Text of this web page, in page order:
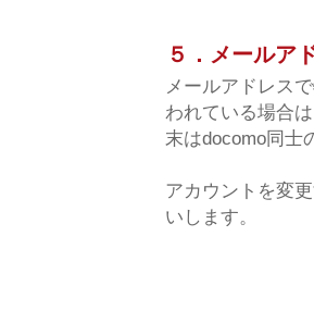
５．メールア
メールアドレス
われている場合
末はdocomo同士
アカウントを変
いします。